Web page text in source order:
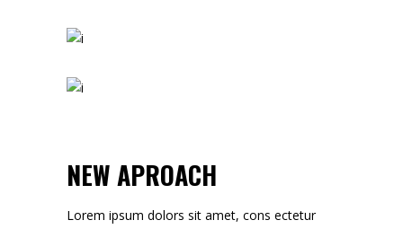
NEW APROACH
Lorem ipsum dolors sit amet, cons ectetur